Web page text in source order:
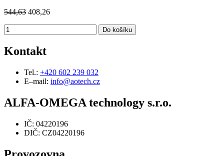
544,63 408,26
Do košíku
Kontakt
Tel.: +420 602 239 032
E–mail: info@aotech.cz
ALFA-OMEGA technology s.r.o.
IČ: 04220196
DIČ: CZ04220196